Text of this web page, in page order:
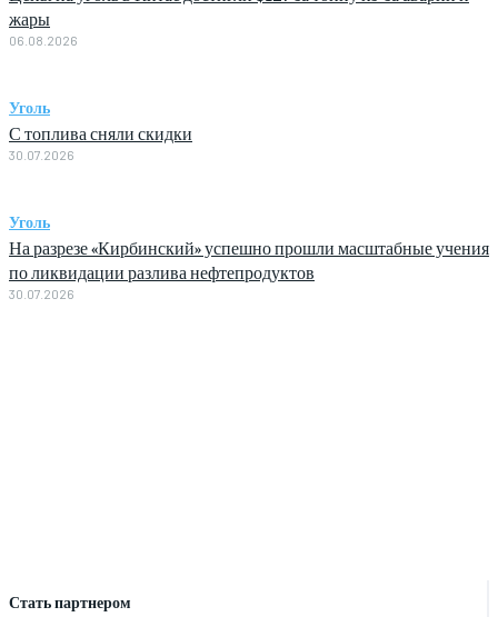
Стать партнером
жары
06.08.2026
Уголь
С топлива сняли скидки
30.07.2026
Уголь
На разрезе «Кирбинский» успешно прошли масштабные учения
по ликвидации разлива нефтепродуктов
30.07.2026